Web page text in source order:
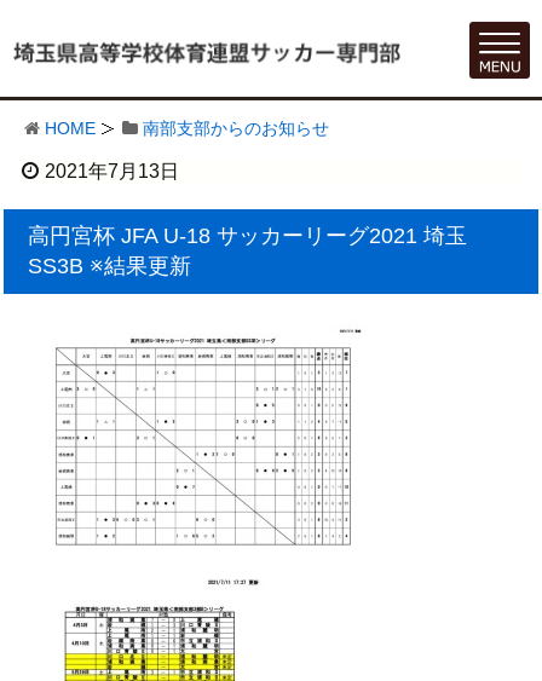
HOME 南部支部からのお知らせ
2021年7月13日
高円宮杯 JFA U-18 サッカーリーグ2021 埼玉
SS3B ※結果更新